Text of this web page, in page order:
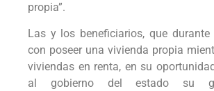
propia”.
Las y los beneficiarios, que durante
con poseer una vivienda propia
viviendas en renta, en su
al gobierno del estado su